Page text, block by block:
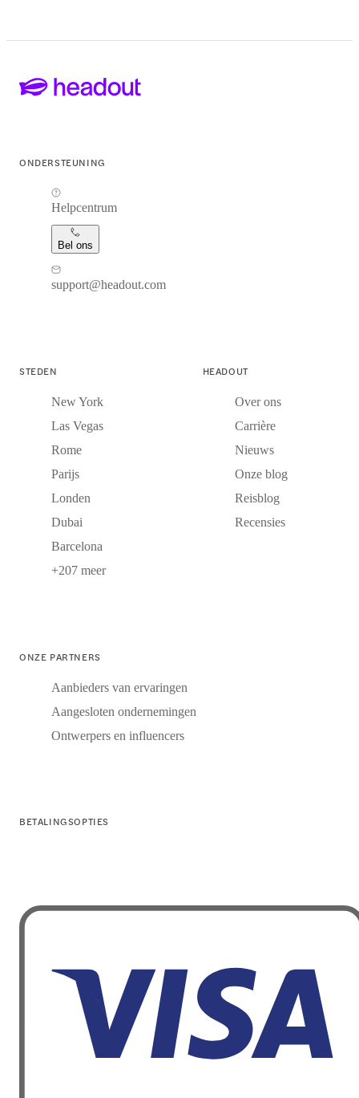
ONDERSTEUNING
Helpcentrum
Bel ons
support@headout.com
STEDEN
New York
Las Vegas
Rome
Parijs
Londen
Dubai
Barcelona
+207 meer
HEADOUT
Over ons
Carrière
Nieuws
Onze blog
Reisblog
Recensies
ONZE PARTNERS
Aanbieders van ervaringen
Aangesloten ondernemingen
Ontwerpers en influencers
BETALINGSOPTIES